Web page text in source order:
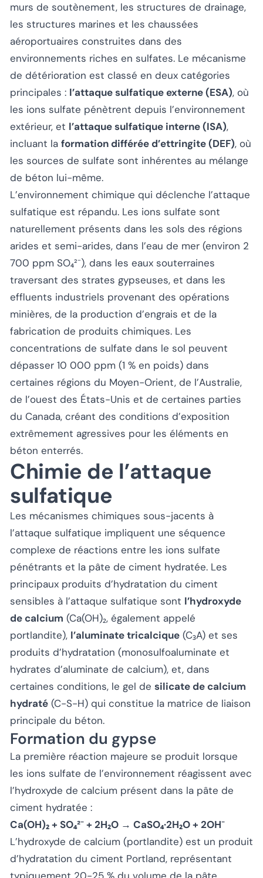
murs de soutènement, les structures de drainage,
les structures marines et les chaussées
aéroportuaires construites dans des
environnements riches en sulfates. Le mécanisme
de détérioration est classé en deux catégories
principales : l’attaque sulfatique externe (ESA), où
les ions sulfate pénètrent depuis l’environnement
extérieur, et l’attaque sulfatique interne (ISA),
incluant la formation différée d’ettringite (DEF), où
les sources de sulfate sont inhérentes au mélange
de béton lui-même.
L’environnement chimique qui déclenche l’attaque
sulfatique est répandu. Les ions sulfate sont
naturellement présents dans les sols des régions
arides et semi-arides, dans l’eau de mer (environ 2
700 ppm SO₄²⁻), dans les eaux souterraines
traversant des strates gypseuses, et dans les
effluents industriels provenant des opérations
minières, de la production d’engrais et de la
fabrication de produits chimiques. Les
concentrations de sulfate dans le sol peuvent
dépasser 10 000 ppm (1 % en poids) dans
certaines régions du Moyen-Orient, de l’Australie,
de l’ouest des États-Unis et de certaines parties
du Canada, créant des conditions d’exposition
extrêmement agressives pour les éléments en
béton enterrés.
Chimie de l’attaque
sulfatique
Les mécanismes chimiques sous-jacents à
l’attaque sulfatique impliquent une séquence
complexe de réactions entre les ions sulfate
pénétrants et la pâte de ciment hydratée. Les
principaux produits d’hydratation du ciment
sensibles à l’attaque sulfatique sont l’hydroxyde
de calcium (Ca(OH)₂, également appelé
portlandite), l’aluminate tricalcique (C₃A) et ses
produits d’hydratation (monosulfoaluminate et
hydrates d’aluminate de calcium), et, dans
certaines conditions, le gel de silicate de calcium
hydraté (C-S-H) qui constitue la matrice de liaison
principale du béton.
Formation du gypse
La première réaction majeure se produit lorsque
les ions sulfate de l’environnement réagissent avec
l’hydroxyde de calcium présent dans la pâte de
ciment hydratée :
Ca(OH)₂ + SO₄²⁻ + 2H₂O → CaSO₄·2H₂O + 2OH⁻
L’hydroxyde de calcium (portlandite) est un produit
d’hydratation du ciment Portland, représentant